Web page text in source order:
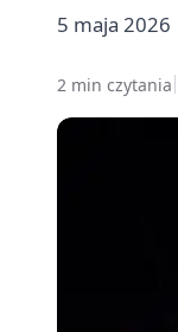
5 maja 2026
2 min czytania